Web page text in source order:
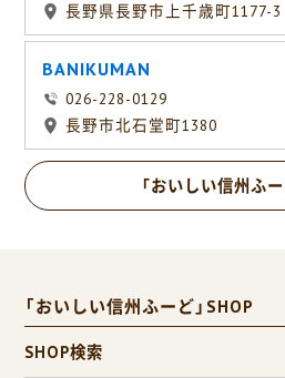
長野県長野市上千歳町1177-
BANIKUMAN
026-228-0129
長野市北石堂町1380
「おいしい信州ふ
「おいしい信州ふーど」SHOP
SHOP検索